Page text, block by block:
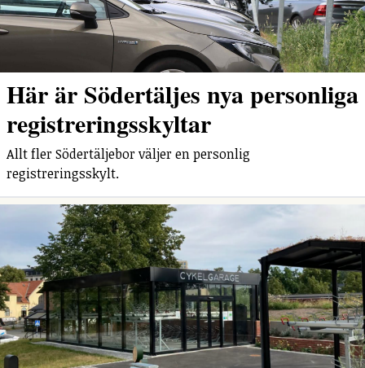
Här är Södertäljes nya personliga
registreringsskyltar
Allt fler Södertäljebor väljer en personlig
registreringsskylt.